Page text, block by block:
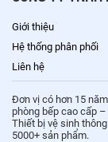
Giới thiệu
Hệ thống phân phối
Liên hệ
Đơn vị có hơn 15
phòng bếp cao cấp
Thiết bị vệ sinh
5000+ sản phẩm.